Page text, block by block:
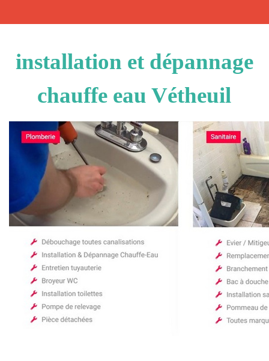
installation et dépannage
chauffe eau Vétheuil